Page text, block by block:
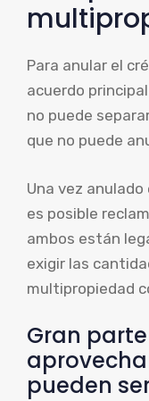
Para anular el
acuerdo
no puede
que no puede
Una vez
es posible
ambos están
exigir las
multipropiedad
Gran
pueden